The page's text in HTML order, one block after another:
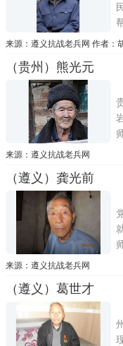
来源：遵义抗战老兵网 作者：
（贵州）熊光元
来源：遵义抗战老兵网
（遵义）龚光前
来源：遵义抗战老兵网
（遵义）葛世才